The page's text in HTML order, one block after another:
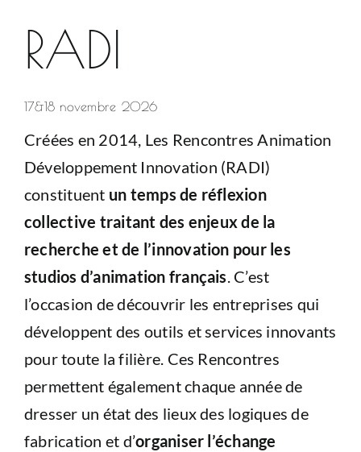
RADI
17&18 novembre 2026
Créées en 2014, Les Rencontres Animation
Développement Innovation (RADI)
constituent un temps de réflexion
collective traitant des enjeux de la
recherche et de l’innovation pour les
studios d’animation français. C’est
l’occasion de découvrir les entreprises qui
développent des outils et services innovants
pour toute la filière. Ces Rencontres
permettent également chaque année de
dresser un état des lieux des logiques de
fabrication et d’organiser l’échange